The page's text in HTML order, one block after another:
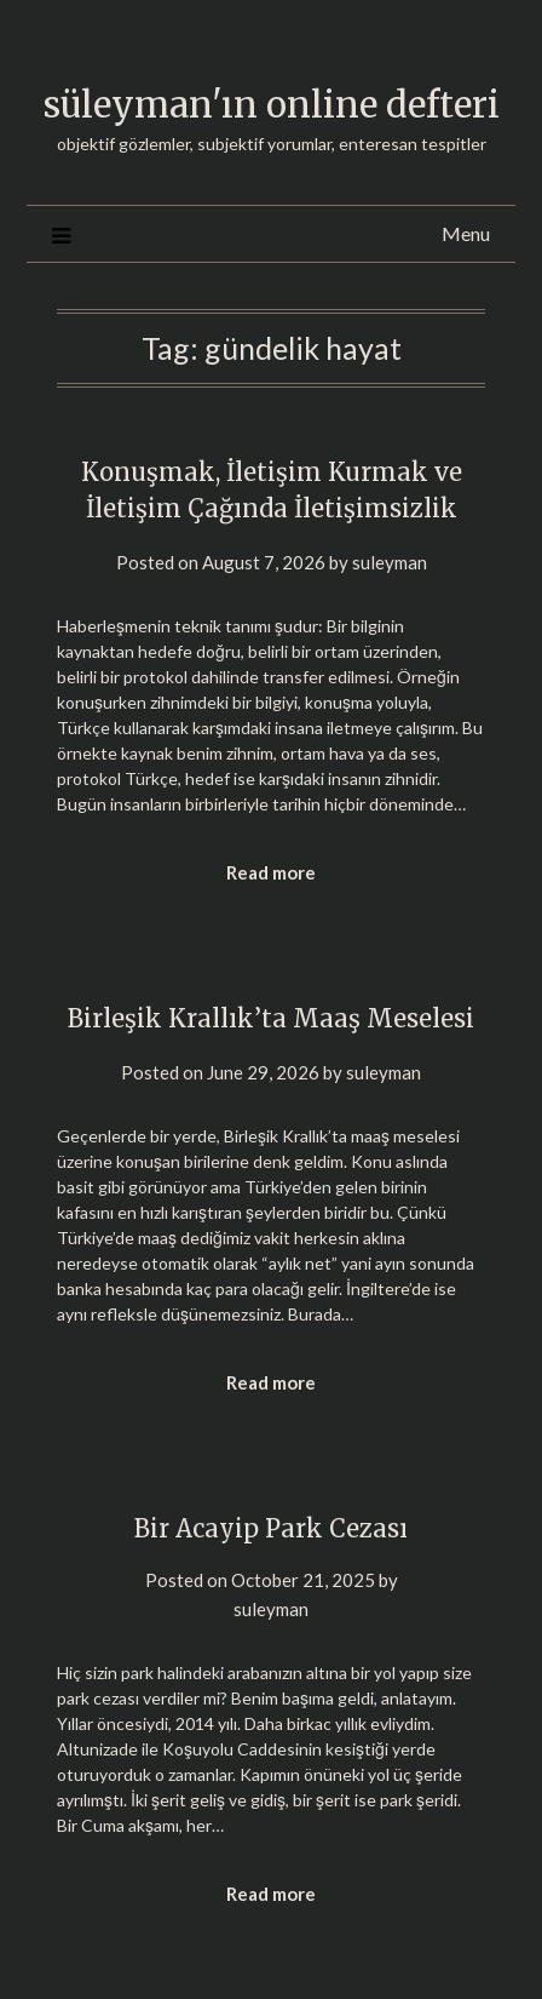
süleyman'ın online defteri
objektif gözlemler, subjektif yorumlar, enteresan tespitler
Menu
Tag: gündelik hayat
Konuşmak, İletişim Kurmak ve
İletişim Çağında İletişimsizlik
Posted on August 7, 2026 bysuleyman
Haberleşmenin teknik tanımı şudur: Bir bilginin
kaynaktan hedefe doğru, belirli bir ortam üzerinden,
belirli bir protokol dahilinde transfer edilmesi. Örneğin
konuşurken zihnimdeki bir bilgiyi, konuşma yoluyla,
Türkçe kullanarak karşımdaki insana iletmeye çalışırım. Bu
örnekte kaynak benim zihnim, ortam hava ya da ses,
protokol Türkçe, hedef ise karşıdaki insanın zihnidir.
Bugün insanların birbirleriyle tarihin hiçbir döneminde…
Read more
Birleşik Krallık’ta Maaş Meselesi
Posted on June 29, 2026 bysuleyman
Geçenlerde bir yerde, Birleşik Krallık’ta maaş meselesi
üzerine konuşan birilerine denk geldim. Konu aslında
basit gibi görünüyor ama Türkiye’den gelen birinin
kafasını en hızlı karıştıran şeylerden biridir bu. Çünkü
Türkiye’de maaş dediğimiz vakit herkesin aklına
neredeyse otomatik olarak “aylık net” yani ayın sonunda
banka hesabında kaç para olacağı gelir. İngiltere’de ise
aynı refleksle düşünemezsiniz. Burada…
Read more
Bir Acayip Park Cezası
Posted on October 21, 2025 by
suleyman
Hiç sizin park halindeki arabanızın altına bir yol yapıp size
park cezası verdiler mi? Benim başıma geldi, anlatayım.
Yıllar öncesiydi, 2014 yılı. Daha birkac yıllık evliydim.
Altunizade ile Koşuyolu Caddesinin kesiştiği yerde
oturuyorduk o zamanlar. Kapımın önüneki yol üç şeride
ayrılımştı. İki şerit geliş ve gidiş, bir şerit ise park şeridi.
Bir Cuma akşamı, her…
Read more